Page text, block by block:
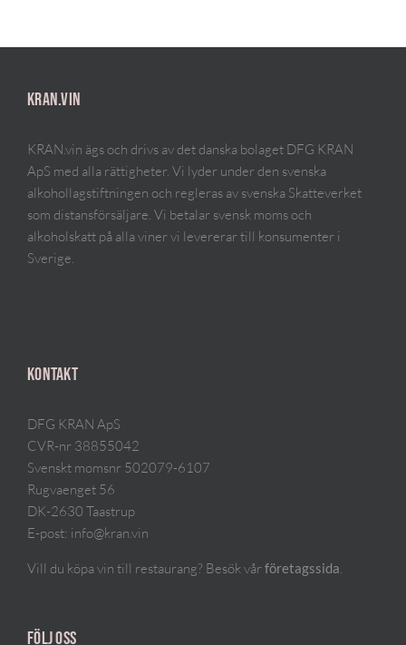
KRAN.VIN
KRAN.vin ägs och drivs av det danska bolaget DFG KRAN
ApS med alla rättigheter. Vi lyder under den svenska
alkohollagstiftningen och regleras av svenska Skatteverket
som distansförsäljare. Vi betalar svensk moms och
alkoholskatt på alla viner vi levererar till konsumenter i
Sverige.
KONTAKT
DFG KRAN ApS
CVR-nr 38855042
Svenskt momsnr 502079-6107
Rugvaenget 56
DK-2630 Taastrup
E-post: info@kran.vin
Vill du köpa vin till restaurang? Besök vårföretagssida
FÖLJ OSS